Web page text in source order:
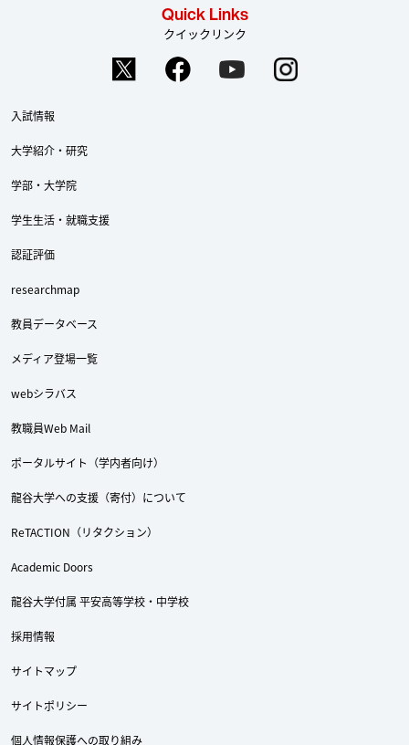
Quick Links
クイックリンク
入試情報
大学紹介・研究
学部・大学院
学生生活・就職支援
認証評価
researchmap
教員データベース
メディア登場一覧
webシラバス
教職員Web Mail
ポータルサイト（学内者向け）
龍谷大学への支援（寄付）について
ReTACTION（リタクション）
Academic Doors
龍谷大学付属 平安高等学校・中学校
採用情報
サイトマップ
サイトポリシー
個人情報保護への取り組み